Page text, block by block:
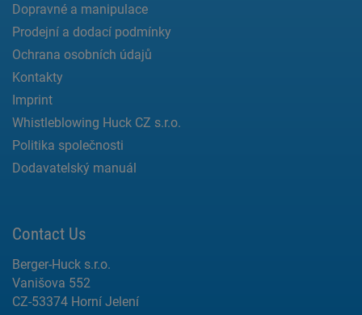
Dopravné a manipulace
Prodejní a dodací podmínky
Ochrana osobních údajů
Kontakty
Imprint
Whistleblowing Huck CZ s.r.o.
Politika společnosti
Dodavatelský manuál
Contact Us
Berger-Huck s.r.o.
Vanišova 552
CZ-53374 Horní Jelení